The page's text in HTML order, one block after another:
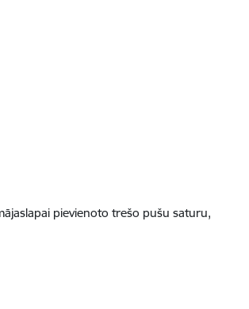
pievienoto trešo pušu saturu,